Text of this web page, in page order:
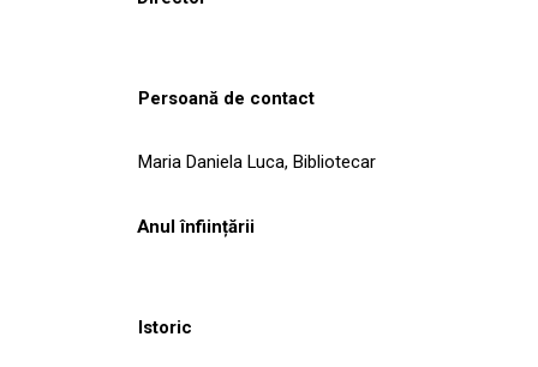
Persoană de contact
Maria Daniela Luca, Bibliotecar
Anul înființării
Istoric